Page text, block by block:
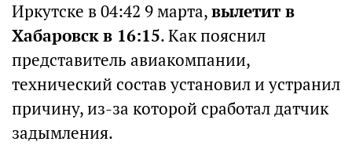
Иркутске в 04:42 9 марта,вылетит в
Хабаровск в 16:15. Как пояснил
представитель авиакомпании,
технический состав установил и устранил
причину, из-за которой сработал датчик
задымления.